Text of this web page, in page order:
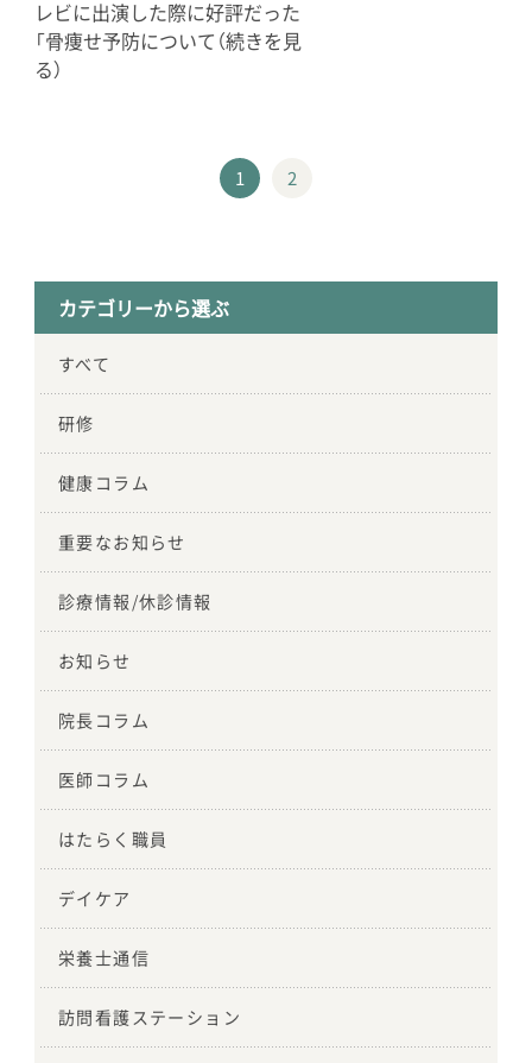
レビに出演した際に好評だった
「骨痩せ予防について（続きを見
る）
1 2
カテゴリーから選ぶ
すべて
研修
健康コラム
重要なお知らせ
診療情報/休診情報
お知らせ
院長コラム
医師コラム
はたらく職員
デイケア
栄養士通信
訪問看護ステーション